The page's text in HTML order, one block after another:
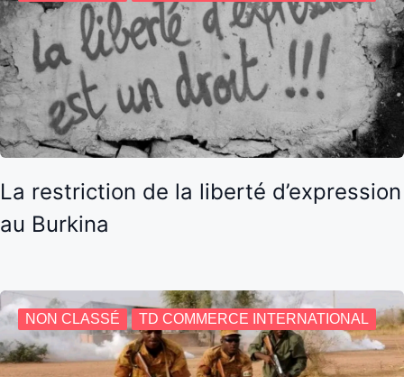
La restriction de la liberté d’expression
au Burkina
NON CLASSÉ TD COMMERCE INTERNATIONAL